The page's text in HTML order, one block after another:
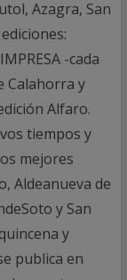
Azagra, San
-cada
Calahorra y
Alfaro.
tiempos y
mejores
Aldeanueva de
y San
y
publica en